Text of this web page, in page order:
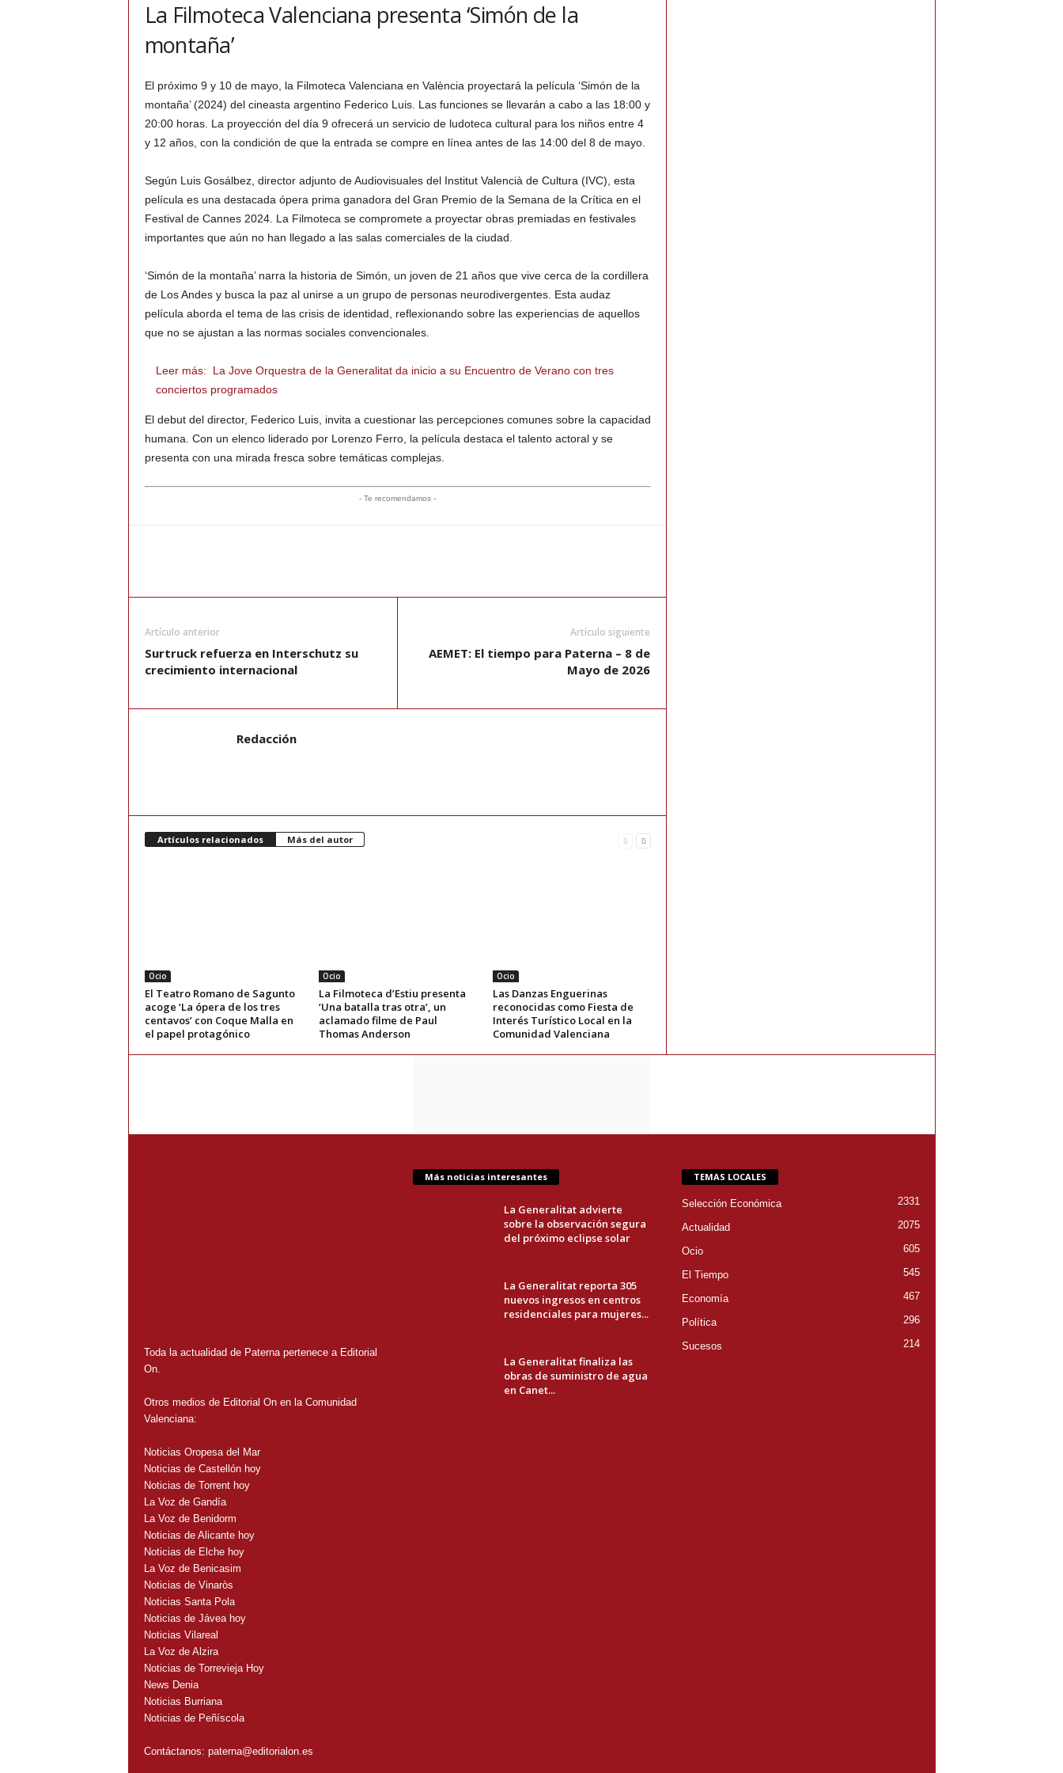
La Filmoteca Valenciana presenta ‘Simón de la
montaña’
El próximo 9 y 10 de mayo, la Filmoteca Valenciana en València proyectará la película ‘Simón de la
montaña’ (2024) del cineasta argentino Federico Luis. Las funciones se llevarán a cabo a las 18:00 y
20:00 horas. La proyección del día 9 ofrecerá un servicio de ludoteca cultural para los niños entre 4
y 12 años, con la condición de que la entrada se compre en línea antes de las 14:00 del 8 de mayo.
Según Luis Gosálbez, director adjunto de Audiovisuales del Institut Valencià de Cultura (IVC), esta
película es una destacada ópera prima ganadora del Gran Premio de la Semana de la Crítica en el
Festival de Cannes 2024. La Filmoteca se compromete a proyectar obras premiadas en festivales
importantes que aún no han llegado a las salas comerciales de la ciudad.
‘Simón de la montaña’ narra la historia de Simón, un joven de 21 años que vive cerca de la cordillera
de Los Andes y busca la paz al unirse a un grupo de personas neurodivergentes. Esta audaz
película aborda el tema de las crisis de identidad, reflexionando sobre las experiencias de aquellos
que no se ajustan a las normas sociales convencionales.
Leer más:
La Jove Orquestra de la Generalitat da inicio a su Encuentro de Verano con tres
conciertos programados
El debut del director, Federico Luis, invita a cuestionar las percepciones comunes sobre la capacidad
humana. Con un elenco liderado por Lorenzo Ferro, la película destaca el talento actoral y se
presenta con una mirada fresca sobre temáticas complejas.
- Te recomendamos -
Artículo anterior
Surtruck refuerza en Interschutz su
crecimiento internacional
Artículo siguiente
AEMET: El tiempo para Paterna – 8 de
Mayo de 2026
Redacción
Artículos relacionados Más del autor
Ocio
El Teatro Romano de Sagunto
acoge ‘La ópera de los tres
centavos’ con Coque Malla en
el papel protagónico
Ocio
La Filmoteca d’Estiu presenta
‘Una batalla tras otra’, un
aclamado filme de Paul
Thomas Anderson
Ocio
Las Danzas Enguerinas
reconocidas como Fiesta de
Interés Turístico Local en la
Comunidad Valenciana
Toda la actualidad de Paterna pertenece a Editorial
On.
Otros medios de Editorial On en la Comunidad
Valenciana:
Noticias Oropesa del Mar
Noticias de Castellón hoy
Noticias de Torrent hoy
La Voz de Gandía
La Voz de Benidorm
Noticias de Alicante hoy
Noticias de Elche hoy
La Voz de Benicasim
Noticias de Vinaròs
Noticias Santa Pola
Noticias de Jávea hoy
Noticias Vilareal
La Voz de Alzira
Noticias de Torrevieja Hoy
News Denia
Noticias Burriana
Noticias de Peñíscola
Contáctanos: paterna@editorialon.es
Más noticias interesantes
La Generalitat advierte
sobre la observación segura
del próximo eclipse solar
La Generalitat reporta 305
nuevos ingresos en centros
residenciales para mujeres...
La Generalitat finaliza las
obras de suministro de agua
en Canet...
TEMAS LOCALES
Selección Económica 2331
Actualidad 2075
Ocio 605
El Tiempo 545
Economía 467
Política 296
Sucesos 214